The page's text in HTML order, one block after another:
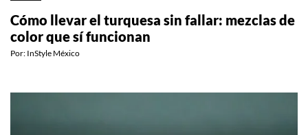
Cómo llevar el turquesa sin fallar: mezclas de
color que sí funcionan
Por: InStyle México